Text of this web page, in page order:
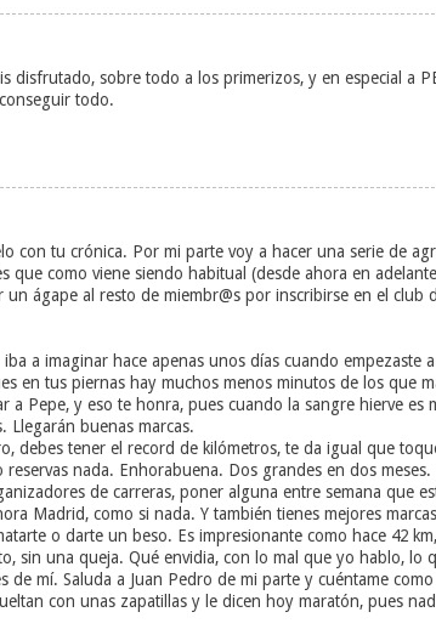
disfrutado, sobre todo a los primerizos, y en especial a
todo.
con tu crónica. Por mi parte voy a hacer una serie de
que como viene siendo habitual (desde ahora en
ágape al resto de miembr@s por inscribirse en el club
a imaginar hace apenas unos días cuando empezaste
en tus piernas hay muchos menos minutos de los que
a Pepe, y eso te honra, pues cuando la sangre hierve es
Llegarán buenas marcas.
debes tener el record de kilómetros, te da igual que
reservas nada. Enhorabuena. Dos grandes en dos
de carreras, poner alguna entre semana que
Madrid, como si nada. Y también tienes mejores
o darte un beso. Es impresionante como hace 42
sin una queja. Qué envidia, con lo mal que yo hablo, lo
de mí. Saluda a Juan Pedro de mi parte y cuéntame
con unas zapatillas y le dicen hoy maratón, pues